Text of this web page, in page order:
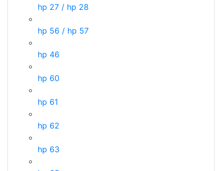
hp 27 / hp 28
hp 56 / hp 57
hp 46
hp 60
hp 61
hp 62
hp 63